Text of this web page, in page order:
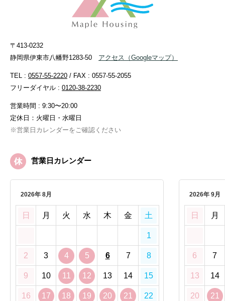
〒413-0232
静岡県伊東市八幡野1283-50
アクセス （Googleマップ）
TEL : 0557-55-2220 / FAX : 0557-55-2055
フリーダイヤル : 0120-38-2230
営業時間 : 9:30〜20:00
定休日：火曜日・水曜日
※営業日カレンダーをご確認ください
営業日カレンダー
2026年 8月
日 月 火 水 木 金 土
1
2 3 4 5 6 7 8
9 10 11 12 13 14 15
16 17 18 19 20 21 22
2026年 9月
日 月
6 7
13 14
20 21